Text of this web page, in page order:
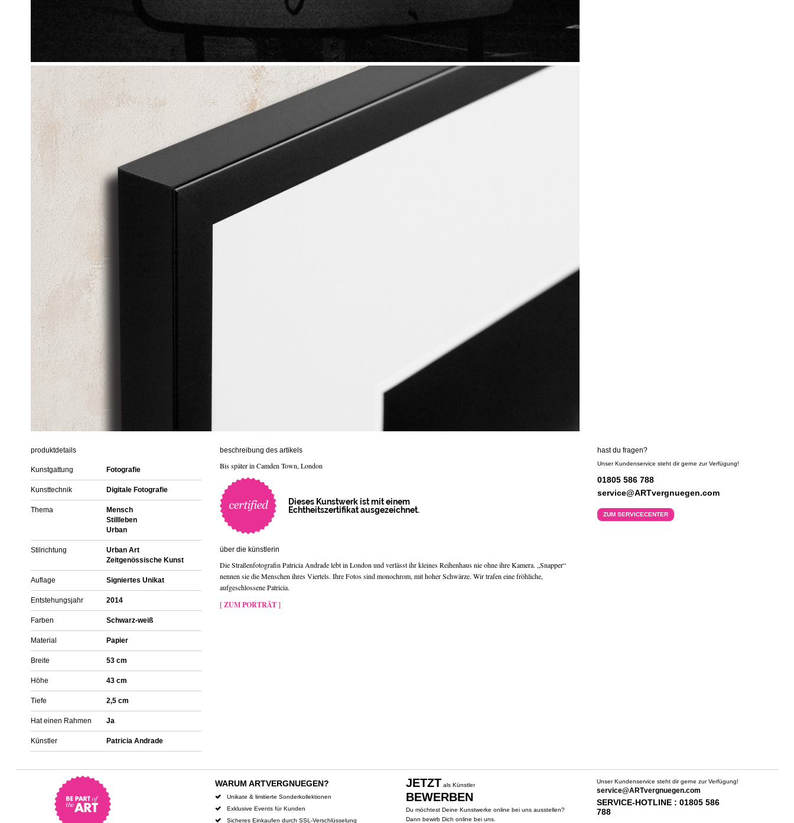
produktdetails
Kunstgattung Fotografie
Kunsttechnik Digitale Fotografie
Thema
Mensch
Stillleben
Urban
Stilrichtung
Urban Art
Zeitgenössische Kunst
Auflage Signiertes Unikat
Entstehungsjahr 2014
Farben Schwarz-weiß
Material Papier
Breite 53 cm
Höhe 43 cm
Tiefe 2,5 cm
Hat einen Rahmen Ja
Künstler Patricia Andrade
beschreibung des artikels
Bis später in Camden Town, London
Dieses Kunstwerk ist mit einem
Echtheitszertifikat ausgezeichnet.
über die künstlerin
Die Straßenfotografin Patricia Andrade lebt in London und verlässt ihr kleines Reihenhaus nie ohne ihre Kamera. „Snapper“
nennen sie die Menschen ihres Viertels. Ihre Fotos sind monochrom, mit hoher Schwärze. Wir trafen eine fröhliche,
aufgeschlossene Patricia.
[ ZUM PORTRÄT ]
hast du fragen?
Unser Kundenservice steht dir gerne zur Verfügung!
01805 586 788
service@ARTvergnuegen.com
ZUM SERVICECENTER
WARUM ARTVERGNUEGEN?
Unikate & limitierte Sonderkollektionen
Exklusive Events für Kunden
Sicheres Einkaufen durch SSL-Verschlüsselung
JETZT als Künstler
BEWERBEN
Du möchtest Deine Kunstwerke online bei uns ausstellen?
Dann bewirb Dich online bei uns.
Unser Kundenservice steht dir gerne zur Verfügung!
service@ARTvergnuegen.com
SERVICE-HOTLINE : 01805 586
788